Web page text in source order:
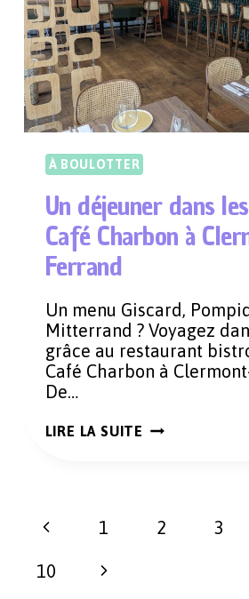
À BOULOTTER
Un déjeuner dans
Café Charbon à
Ferrand
Un menu Giscard,
Mitterrand ? Voyagez
grâce au restaurant
Café Charbon à
De…
LIRE LA SUITE UN
CAFÉ
CHARBON
Navigation
page
Page
précédente
1 2 3
10
Page